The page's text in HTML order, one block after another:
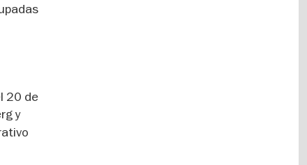
20 de
y